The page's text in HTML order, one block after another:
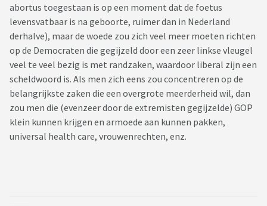
abortus toegestaan is op een moment dat de foetus
levensvatbaar is na geboorte, ruimer dan in Nederland
derhalve), maar de woede zou zich veel meer moeten richten
op de Democraten die gegijzeld door een zeer linkse vleugel
veel te veel bezig is met randzaken, waardoor liberal zijn een
scheldwoord is. Als men zich eens zou concentreren op de
belangrijkste zaken die een overgrote meerderheid wil, dan
zou men die (evenzeer door de extremisten gegijzelde) GOP
klein kunnen krijgen en armoede aan kunnen pakken,
universal health care, vrouwenrechten, enz.